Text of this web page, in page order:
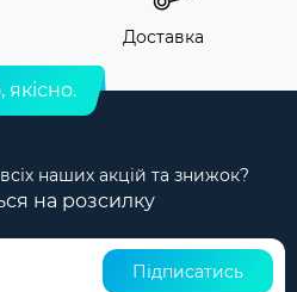
Доставка
наших акцій та знижок?
на розсилку
Підписатись